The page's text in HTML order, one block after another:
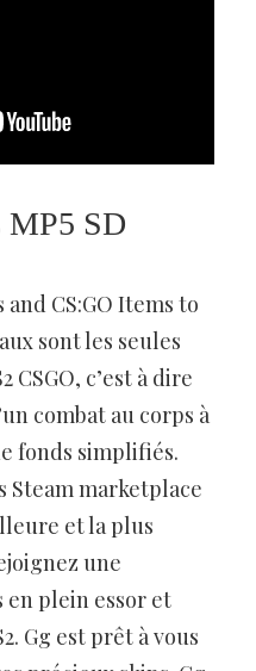
MP5 SD
CS:GO Items to
sont les seules
CSGO, c’est à dire
combat au corps à
fonds simplifiés.
Steam marketplace
et la plus
une
en plein essor et
Gg est prêt à vous